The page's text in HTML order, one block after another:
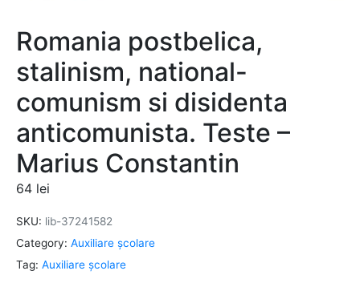
Romania postbelica,
stalinism, national-
comunism si disidenta
anticomunista. Teste –
Marius Constantin
64 lei
SKU: lib-37241582
Category: Auxiliare şcolare
Tag: Auxiliare şcolare